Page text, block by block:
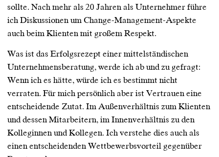
sollte. Nach mehr als 20 Jahren als Unternehmer führe
ich Diskussionen um Change-Management-Aspekte
auch beim Klienten mit großem Respekt.
Was ist das Erfolgsrezept einer mittelständischen
Unternehmensberatung, werde ich ab und zu gefragt:
Wenn ich es hätte, würde ich es bestimmt nicht
verraten. Für mich persönlich aber ist Vertrauen eine
entscheidende Zutat. Im Außenverhältnis zum Klienten
und dessen Mitarbeitern, im Innenverhältnis zu den
Kolleginnen und Kollegen. Ich verstehe dies auch als
einen entscheidenden Wettbewerbsvorteil gegenüber